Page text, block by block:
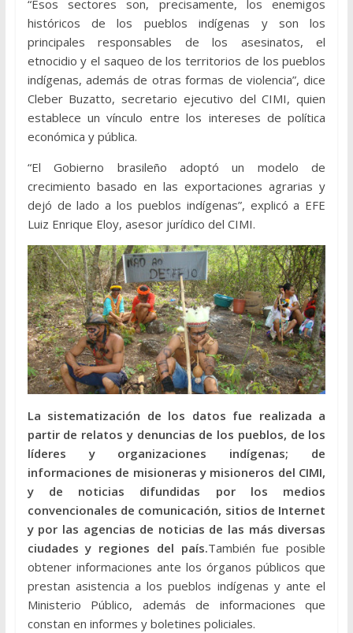
“Esos sectores son, precisamente, los enemigos
históricos de los pueblos indígenas y son los
principales responsables de los asesinatos, el
etnocidio y el saqueo de los territorios de los pueblos
indígenas, además de otras formas de violencia”, dice
Cleber Buzatto, secretario ejecutivo del CIMI, quien
establece un vínculo entre los intereses de política
económica y pública.
“El Gobierno brasileño adoptó un modelo de
crecimiento basado en las exportaciones agrarias y
dejó de lado a los pueblos indígenas”, explicó a EFE
Luiz Enrique Eloy, asesor jurídico del CIMI.
La sistematización de los datos fue realizada a
partir de relatos y denuncias de los pueblos, de los
líderes y organizaciones indígenas; de
informaciones de misioneras y misioneros del CIMI,
y de noticias difundidas por los medios
convencionales de comunicación, sitios de Internet
y por las agencias de noticias de las más diversas
ciudades y regiones del país.También fue posible
obtener informaciones ante los órganos públicos que
prestan asistencia a los pueblos indígenas y ante el
Ministerio Público, además de informaciones que
constan en informes y boletines policiales.